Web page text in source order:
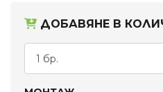
ДОБАВЯНЕ В